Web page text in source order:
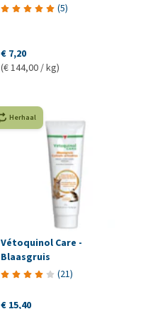
(5)
€ 7,20
(€ 144,00 / kg)
Herhaal
Vétoquinol Care -
Blaasgruis
(21)
€ 15,40